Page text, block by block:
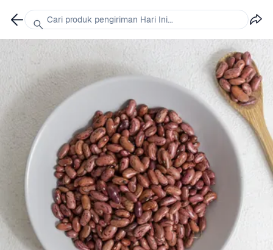
Cari produk pengiriman Hari Ini...